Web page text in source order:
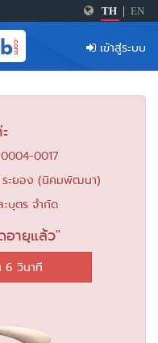
TH EN
เข้าสู่ระบบ
0017
ระยอง (นิคมพัฒนา)
บุตร จำกัด
อายุแล้ว"
6 วินาที